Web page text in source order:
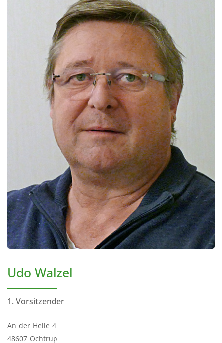
Udo Walzel
1. Vorsitzender
An der Helle 4
48607 Ochtrup